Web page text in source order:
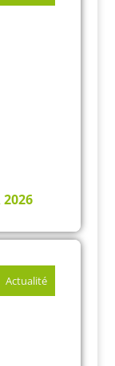
2026
Actualité